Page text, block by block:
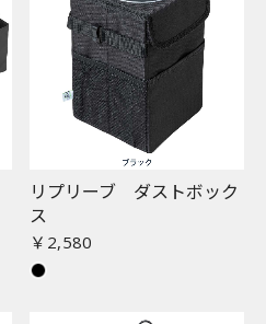
リプリーブ ダストボック
ス
￥2,580